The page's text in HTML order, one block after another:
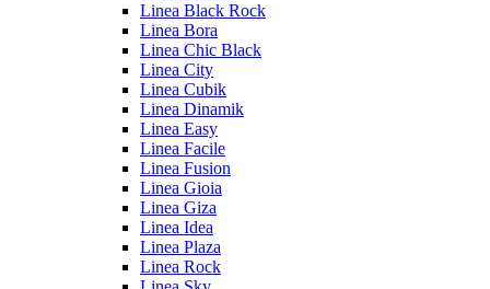
Linea Black Rock
Linea Bora
Linea Chic Black
Linea City
Linea Cubik
Linea Dinamik
Linea Easy
Linea Facile
Linea Fusion
Linea Gioia
Linea Giza
Linea Idea
Linea Plaza
Linea Rock